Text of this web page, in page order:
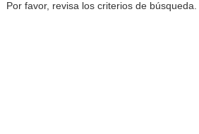
Por favor, revisa los criterios de búsqueda.